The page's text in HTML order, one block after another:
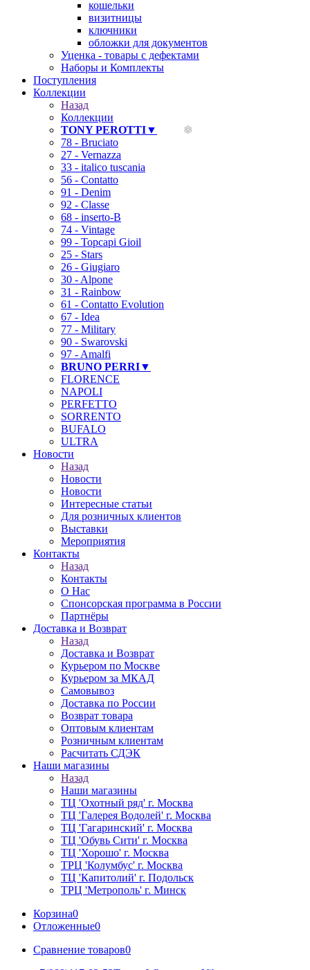
кошельки
визитницы
ключники
обложки для документов
Уценка - товары с дефектами
Наборы и Комплекты
Поступления
Коллекции
Назад
Коллекции
TONY PEROTTI▼
78 - Bruciato
27 - Vernazza
33 - italico tuscania
56 - Contatto
91 - Denim
92 - Classe
68 - inserto-B
74 - Vintage
99 - Topcapi Gioil
25 - Stars
26 - Giugiaro
30 - Alpone
31 - Rainbow
61 - Contatto Evolution
67 - Idea
77 - Military
90 - Swarovski
97 - Amalfi
BRUNO PERRI▼
FLORENCE
NAPOLI
PERFETTO
SORRENTO
BUFALO
ULTRA
Новости
Назад
Новости
Новости
Интересные статьи
Для розничных клиентов
Выставки
Мероприятия
Контакты
Назад
Контакты
О Нас
Спонсорская программа в России
Партнёры
Доставка и Возврат
Назад
Доставка и Возврат
Курьером по Москве
Курьером за МКАД
Самовывоз
Доставка по России
Возврат товара
Оптовым клиентам
Розничным клиентам
Расчитать СДЭК
Наши магазины
Назад
Наши магазины
ТЦ 'Охотный ряд' г. Москва
ТЦ 'Галерея Водолей' г. Москва
ТЦ 'Гагаринский' г. Москва
ТЦ 'Обувь Сити' г. Москва
ТЦ 'Хорошо' г. Москва
ТРЦ 'Колумбус' г. Москва
ТЦ 'Капитолий' г. Подольск
ТРЦ 'Метрополь' г. Минск
Корзина0
Отложенные0
Сравнение товаров0